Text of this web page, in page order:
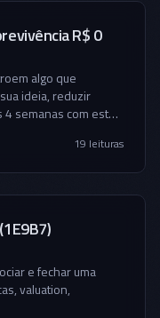
R$ 0
algo que
ideia, reduzir
semanas com este
19 leituras
e fechar uma
valuation,